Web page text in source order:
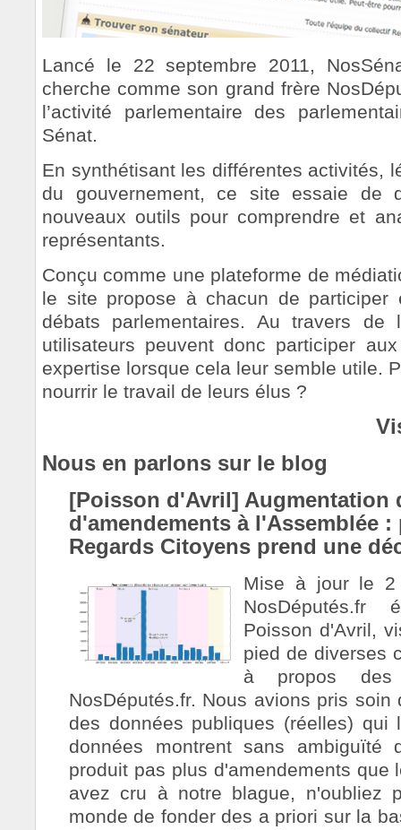
Lancé le 22 septembre 2011,
cherche comme son grand frère
l’activité parlementaire des
Sénat.
En synthétisant les différentes activités,
du gouvernement, ce site essaie de
nouveaux outils pour comprendre et
représentants.
Conçu comme une plateforme de
le site propose à chacun de participer
débats parlementaires. Au travers de
utilisateurs peuvent donc participer
expertise lorsque cela leur semble utile.
nourrir le travail de leurs élus ?
Nous en parlons sur le blog
[Poisson d'Avril] Augmentation
d'amendements à l'Assemblée :
Regards Citoyens prend une
Mise à jour le
NosDéputés.fr
Poisson d'Avril,
pied de diverses
à propos des
NosDéputés.fr. Nous avions pris
des données publiques (réelles)
données montrent sans ambiguïté
produit pas plus d'amendements que
avez cru à notre blague, n'oubliez
monde de fonder des a priori sur la